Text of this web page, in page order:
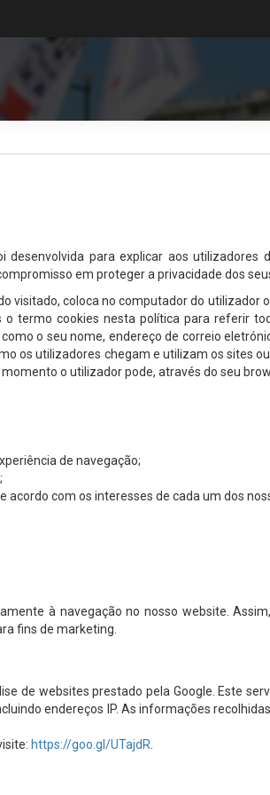
desenvolvida para explicar aos
em proteger a privacidade dos
visitado, coloca no computador do
termo cookies nesta política para referir
o seu nome, endereço de correio
os utilizadores chegam e utilizam os sites
o utilizador pode, através do seu
de navegação;
com os interesses de cada um dos
à navegação no nosso website.
fins de marketing.
de websites prestado pela Google. Este
endereços IP. As informações
https://goo.gl/UTajdR